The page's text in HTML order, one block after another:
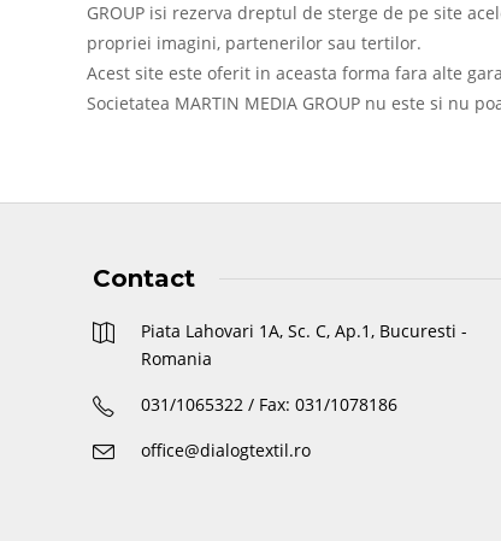
GROUP isi rezerva dreptul de sterge de pe site
propriei imagini, partenerilor sau tertilor.
Acest site este oferit in aceasta forma fara alte
Societatea MARTIN MEDIA GROUP nu este si
Contact
Piata Lahovari 1A, Sc. C, Ap.1, Bucuresti -
Romania
031/1065322 / Fax: 031/1078186
office@dialogtextil.ro